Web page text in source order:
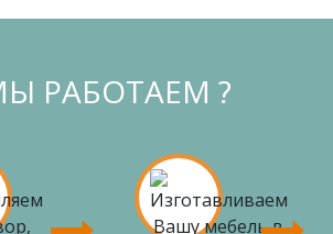
РАБОТАЕМ ?